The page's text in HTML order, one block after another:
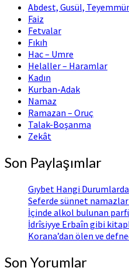
Abdest, Gusül,
Faiz
Fetvalar
Fıkıh
Hac – Umre
Helaller – Haramlar
Kadın
Kurban-Adak
Namaz
Ramazan – Oruç
Talak-Boşanma
Zekât
Son Paylaşımlar
Gıybet Hangi
Seferde sünnet
İçinde alkol bulunan
İdrîsiyye Erbaîn gibi
Korana’dan ölen ve
Son Yorumlar